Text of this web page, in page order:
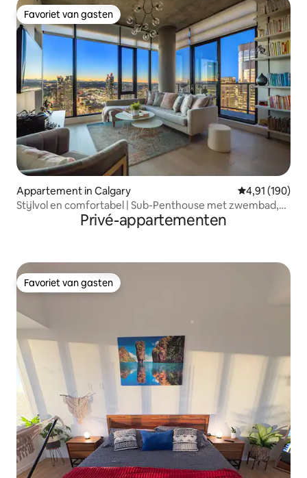
Favoriet van gasten
Favoriet van gasten
Appartement in Calgary Gemiddelde
4,91 (190)
Stijlvol en comfortabel | Sub-Penthouse met zwembad,
airconditioningPrivé-appartementen
Favoriet van gasten
Favoriet van gasten